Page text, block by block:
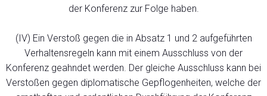
der Konferenz zur Folge haben.
(IV) Ein Verstoß gegen die in Absatz 1 und 2 aufgeführten
Verhaltensregeln kann mit einem Ausschluss von der
Konferenz geahndet werden. Der gleiche Ausschluss kann bei
Verstoßen gegen diplomatische Gepflogenheiten, welche der